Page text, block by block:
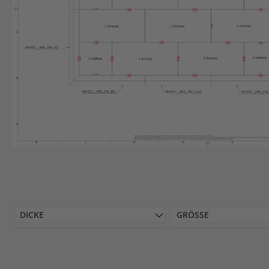
DICKE GRÖSSE